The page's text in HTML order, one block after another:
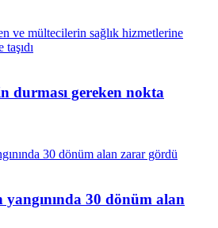
durması gereken nokta
yangınında 30 dönüm alan